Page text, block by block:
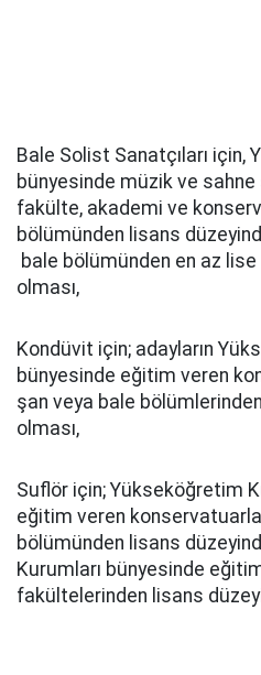
Bale Solist Sanatçıları
bünyesinde müzik ve
fakülte, akademi ve
bölümünden lisans
bale bölümünden en az
olması,
Kondüvit için; adayların
bünyesinde eğitim veren
şan veya bale
olması,
Suflör için; Yükseköğretim
eğitim veren
bölümünden lisans
Kurumları bünyesinde
fakültelerinden lisans